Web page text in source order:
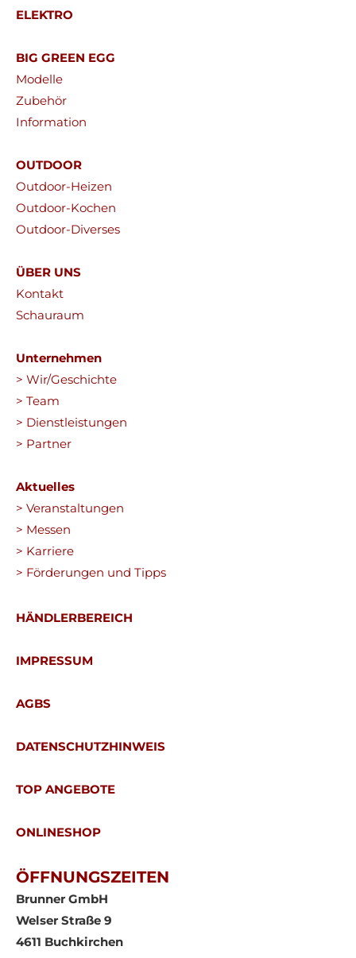
ELEKTRO
BIG GREEN EGG
Modelle
Zubehör
Information
OUTDOOR
Outdoor-Heizen
Outdoor-Kochen
Outdoor-Diverses
ÜBER UNS
Kontakt
Schauraum
Unternehmen
> Wir/Geschichte
> Team
> Dienstleistungen
> Partner
Aktuelles
> Veranstaltungen
> Messen
> Karriere
> Förderungen und Tipps
HÄNDLERBEREICH
IMPRESSUM
AGBS
DATENSCHUTZHINWEIS
TOP ANGEBOTE
ONLINESHOP
ÖFFNUNGSZEITEN
Brunner GmbH
Welser Straße 9
4611 Buchkirchen